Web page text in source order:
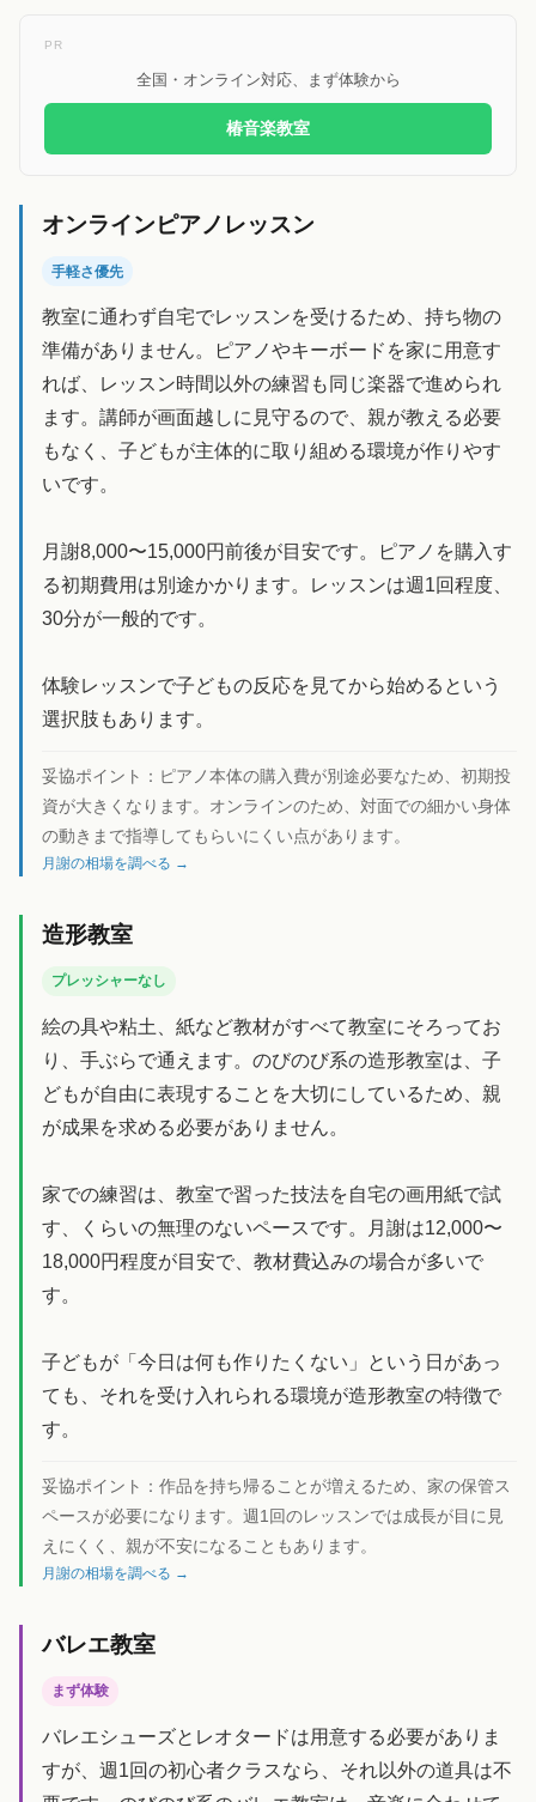
PR
全国・オンライン対応、まず体験から
椿音楽教室
オンラインピアノレッスン
手軽さ優先
教室に通わず自宅でレッスンを受けるため、持ち物の
準備がありません。ピアノやキーボードを家に用意す
れば、レッスン時間以外の練習も同じ楽器で進められ
ます。講師が画面越しに見守るので、親が教える必要
もなく、子どもが主体的に取り組める環境が作りやす
いです。
月謝8,000〜15,000円前後が目安です。ピアノを購入す
る初期費用は別途かかります。レッスンは週1回程度、
30分が一般的です。
体験レッスンで子どもの反応を見てから始めるという
選択肢もあります。
妥協ポイント： ピアノ本体の購入費が別途必要なため、初期投
資が大きくなります。オンラインのため、対面での細かい身体
の動きまで指導してもらいにくい点があります。
月謝の相場を調べる →
造形教室
プレッシャーなし
絵の具や粘土、紙など教材がすべて教室にそろってお
り、手ぶらで通えます。のびのび系の造形教室は、子
どもが自由に表現することを大切にしているため、親
が成果を求める必要がありません。
家での練習は、教室で習った技法を自宅の画用紙で試
す、くらいの無理のないペースです。月謝は12,000〜
18,000円程度が目安で、教材費込みの場合が多いで
す。
子どもが「今日は何も作りたくない」という日があっ
ても、それを受け入れられる環境が造形教室の特徴で
す。
妥協ポイント： 作品を持ち帰ることが増えるため、家の保管ス
ペースが必要になります。週1回のレッスンでは成長が目に見
えにくく、親が不安になることもあります。
月謝の相場を調べる →
バレエ教室
まず体験
バレエシューズとレオタードは用意する必要がありま
すが、週1回の初心者クラスなら、それ以外の道具は不